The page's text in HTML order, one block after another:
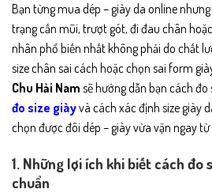
Bạn từng mua dép – giày da online
trạng cấn mũi, trượt gót, đi đau chân
nhân phổ biến nhất không phải do chất
size chân sai cách hoặc chọn sai form
Chu Hải Nam sẽ hướng dẫn bạn cách đo
đo size giàyvà cách xác định size giày
chọn được đôi dép – giày vừa vặn ngay
1. Những lợi ích khi biết cách đo
chuẩn